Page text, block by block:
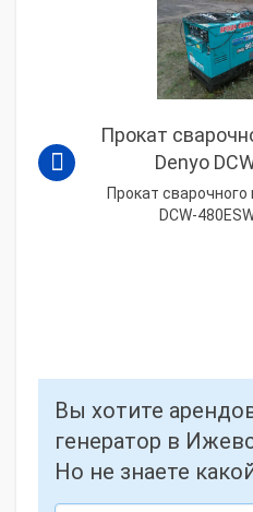
Прокат
Denyo
Прокат сварочного
DCW-
Вы хотите
генератор в
Но не знаете